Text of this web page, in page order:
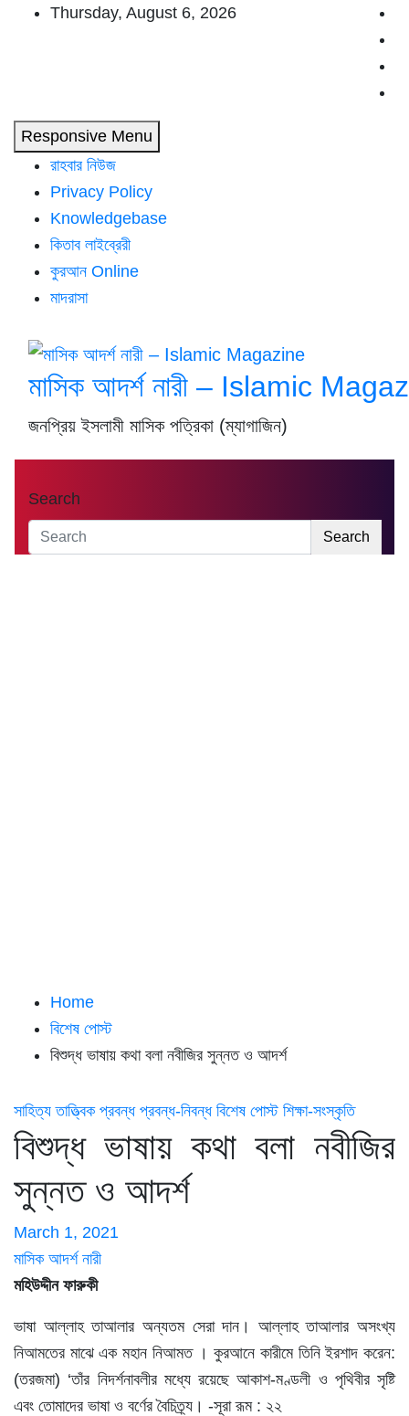
Thursday, August 6, 2026
Responsive Menu
রাহবার নিউজ
Privacy Policy
Knowledgebase
কিতাব লাইব্রেরী
কুরআন Online
মাদরাসা
মাসিক আদর্শ নারী – Islamic
জনপ্রিয় ইসলামী মাসিক পত্রিকা (ম্যাগাজিন)
Search
Search
Home
বিশেষ পোস্ট
বিশুদ্ধ ভাষায় কথা বলা নবীজির সুন্নত ও আদর্শ
সাহিত্য তাত্ত্বিক প্রবন্ধ প্রবন্ধ-নিবন্ধ বিশেষ পোস্ট শিক্ষা-সংস্কৃতি
বিশুদ্ধ ভাষায় কথা বলা নবীজির
সুন্নত ও আদর্শ
March 1, 2021
মাসিক আদর্শ নারী
মহিউদ্দীন ফারুকী
ভাষা আল্লাহ তাআলার অন্যতম সেরা দান। আল্লাহ তাআলার অসংখ্য
নিআমতের মাঝে এক মহান নিআমত । কুরআনে কারীমে তিনি ইরশাদ করেন:
(তরজমা) ‘তাঁর নিদর্শনাবলীর মধ্যে রয়েছে আকাশ-মণ্ডলী ও পৃথিবীর সৃষ্টি
এবং তোমাদের ভাষা ও বর্ণের বৈচিত্র্য। -সূরা রূম : ২২